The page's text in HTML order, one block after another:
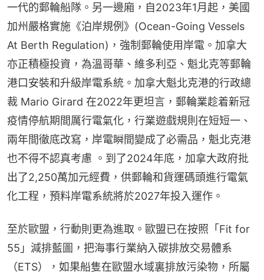
一代的郵輪船隊。另一邊廂，自2023年1月起，美國
加州嚴格實施《泊岸規例》(Ocean-Going Vessels
At Berth Regulation)，強制郵輪使用岸電。加拿大
亦正積極投資，為溫哥華、維多利亞、魁北克等郵輪
港口安裝和升級岸電系統。加拿大魁北克港的行政總
裁 Mario Girard 在2022年更坦言，郵輪業趁着新冠
疫情停航期間厲行電氣化，行業遊戲規則在短短一、
兩年間徹底改寫，岸電瞬間變成了必需品，魁北克港
也不得不認真考慮 。到了2024年底，加拿大政府批
出了2,250萬加元經費，供郵輪和貨運碼頭進行電氣
化工程，預料岸電系統將於2027年投入運作。
至於歐盟，行動則更為進取。歐盟已在按照「Fit for
55」減排藍圖，把海事行業納入碳排放交易體系
（ETS），如果船隻在歐盟水域裏排放污染物，所屬